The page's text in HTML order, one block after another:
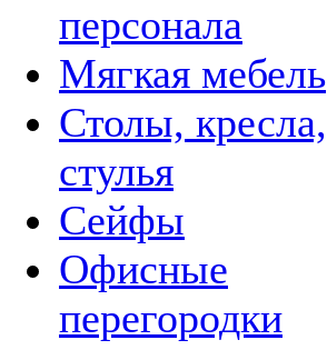
персонала
Мягкая мебель
Столы, кресла,
стулья
Сейфы
Офисные
перегородки